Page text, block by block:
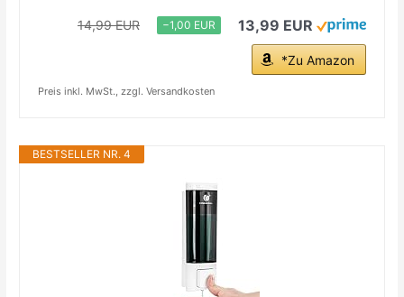
14,99 EUR −1,00 EUR 13,99 EUR
*Zu Amazon
Preis inkl. MwSt., zzgl. Versandkosten
BESTSELLER NR. 4